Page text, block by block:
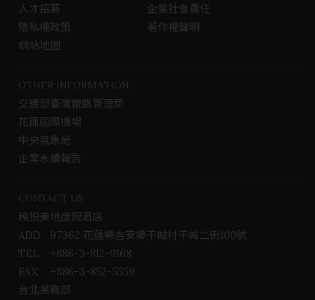
o
k
頁
m
人才招募
企業社會責任
隱私權政策
著作權聲明
網站地圖
OTHER INFORMATION
交通部臺灣鐵路管理局
花蓮國際機場
中央氣象局
企業永續報告
CONTACT US
秧悦美地度假酒店
ADD
97362 花蓮縣吉安鄉干城村干城二街100號
TEL
+886-3-812-9168
FAX
+886-3-852-5559
台北業務部